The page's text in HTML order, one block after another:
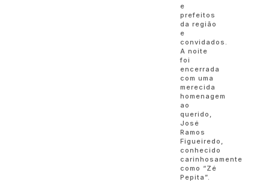
e
prefeitos
da região
e
convidados.
A noite
foi
encerrada
com uma
merecida
homenagem
ao
querido,
José
Ramos
Figueiredo,
conhecido
carinhosamente
como “Zé
Pepita”.